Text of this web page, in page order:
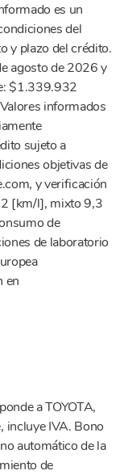
es un
del
y plazo del crédito.
agosto de 2026 y
$1.339.932
informados
sujeto a
objetivas de
y verificación
[km/l], mixto 9,3
de
de laboratorio
en
a TOYOTA,
incluye IVA. Bono
automático de la
de